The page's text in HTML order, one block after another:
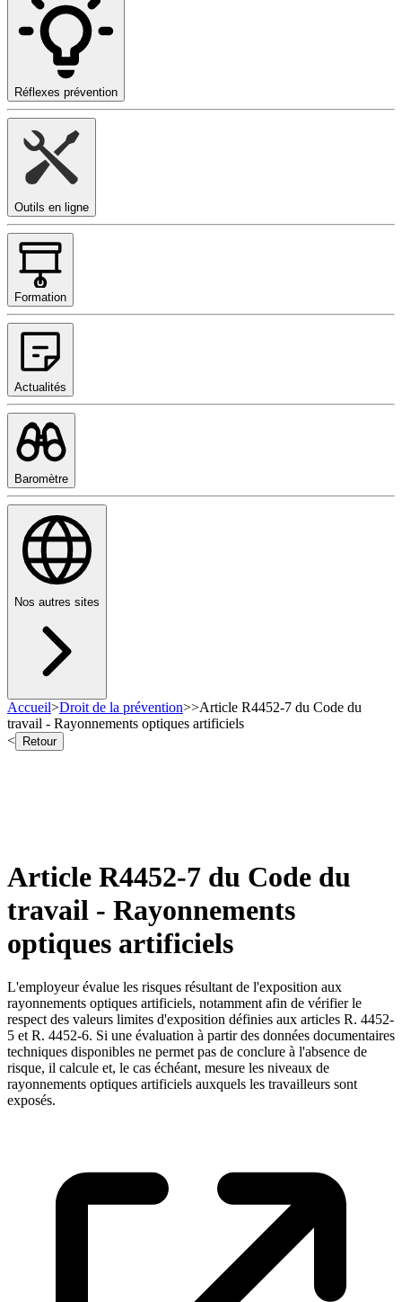
Réflexes prévention
Outils en ligne
Formation
Actualités
Baromètre
Nos autres sites
Accueil>Droit de la prévention>>Article R4452-7 du Code du
travail - Rayonnements optiques artificiels
<
Retour
Article R4452-7 du Code du
travail - Rayonnements
optiques artificiels
L'employeur évalue les risques résultant de l'exposition aux
rayonnements optiques artificiels, notamment afin de vérifier le
respect des valeurs limites d'exposition définies aux articles R. 4452-
5 et R. 4452-6. Si une évaluation à partir des données documentaires
techniques disponibles ne permet pas de conclure à l'absence de
risque, il calcule et, le cas échéant, mesure les niveaux de
rayonnements optiques artificiels auxquels les travailleurs sont
exposés.